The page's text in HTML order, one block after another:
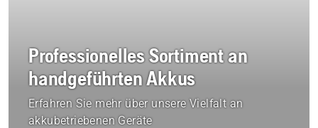
Professionelles Sortiment an
handgeführten Akkus
Erfahren Sie mehr über unsere Vielfalt an
akkubetriebenen Geräte